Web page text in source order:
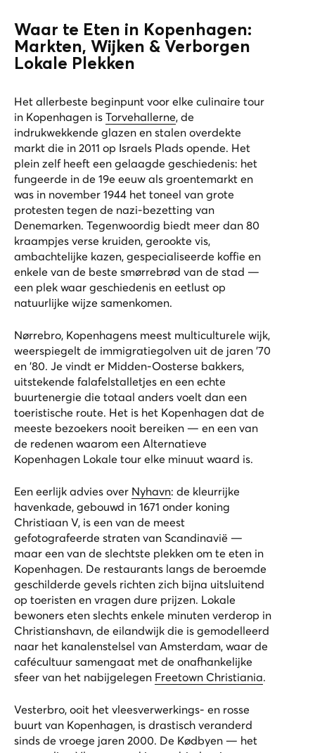
Waar te Eten in Kopenhagen:
Markten, Wijken & Verborgen
Lokale Plekken
Het allerbeste beginpunt voor elke culinaire tour
in Kopenhagen is Torvehallerne, de
indrukwekkende glazen en stalen overdekte
markt die in 2011 op Israels Plads opende. Het
plein zelf heeft een gelaagde geschiedenis: het
fungeerde in de 19e eeuw als groentemarkt en
was in november 1944 het toneel van grote
protesten tegen de nazi-bezetting van
Denemarken. Tegenwoordig biedt meer dan 80
kraampjes verse kruiden, gerookte vis,
ambachtelijke kazen, gespecialiseerde koffie en
enkele van de beste smørrebrød van de stad —
een plek waar geschiedenis en eetlust op
natuurlijke wijze samenkomen.
Nørrebro, Kopenhagens meest multiculturele wijk,
weerspiegelt de immigratiegolven uit de jaren ’70
en ’80. Je vindt er Midden-Oosterse bakkers,
uitstekende falafelstalletjes en een echte
buurtenergie die totaal anders voelt dan een
toeristische route. Het is het Kopenhagen dat de
meeste bezoekers nooit bereiken — en een van
de redenen waarom een Alternatieve
Kopenhagen Lokale tour elke minuut waard is.
Een eerlijk advies over Nyhavn: de kleurrijke
havenkade, gebouwd in 1671 onder koning
Christiaan V, is een van de meest
gefotografeerde straten van Scandinavië —
maar een van de slechtste plekken om te eten in
Kopenhagen. De restaurants langs de beroemde
geschilderde gevels richten zich bijna uitsluitend
op toeristen en vragen dure prijzen. Lokale
bewoners eten slechts enkele minuten verderop in
Christianshavn, de eilandwijk die is gemodelleerd
naar het kanalenstelsel van Amsterdam, waar de
cafécultuur samengaat met de onafhankelijke
sfeer van het nabijgelegen Freetown Christiania.
Vesterbro, ooit het vleesverwerkings- en rosse
buurt van Kopenhagen, is drastisch veranderd
sinds de vroege jaren 2000. De Kødbyen — het